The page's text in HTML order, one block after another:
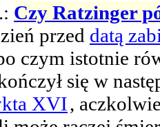
Czy Ratzinger
przed datą
czym istotnie
się w
XVI,